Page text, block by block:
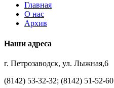
Главная
О нас
Архив
Наши адреса
г. Петрозаводск, ул. Лыжная,6
(8142) 53-32-32; (8142) 51-52-60